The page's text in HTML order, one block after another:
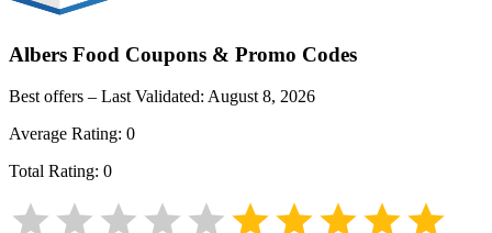
Albers Food Coupons & Promo Codes
Best offers – Last Validated: August 8, 2026
Average Rating: 0
Total Rating: 0